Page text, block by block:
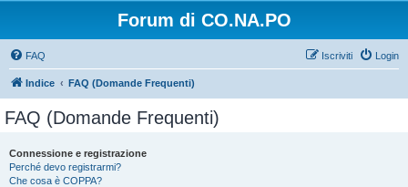
Forum di CO.NA.PO
FAQ Login
Iscriviti
Indice FAQ (Domande Frequenti)
FAQ (Domande Frequenti)
Connessione e registrazione
Perché devo registrarmi?
Che cosa è COPPA?